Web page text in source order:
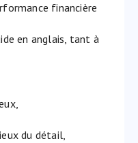
financière
en anglais, tant à
du détail,